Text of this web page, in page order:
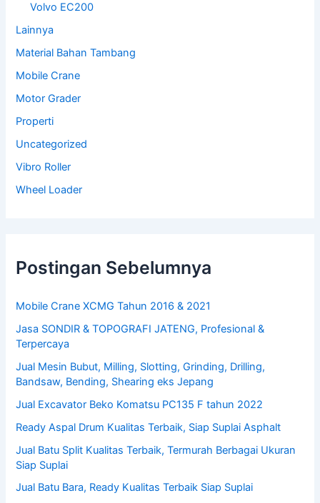
Volvo EC200
Lainnya
Material Bahan Tambang
Mobile Crane
Motor Grader
Properti
Uncategorized
Vibro Roller
Wheel Loader
Postingan Sebelumnya
Mobile Crane XCMG Tahun 2016 & 2021
Jasa SONDIR & TOPOGRAFI JATENG, Profesional &
Terpercaya
Jual Mesin Bubut, Milling, Slotting, Grinding, Drilling,
Bandsaw, Bending, Shearing eks Jepang
Jual Excavator Beko Komatsu PC135 F tahun 2022
Ready Aspal Drum Kualitas Terbaik, Siap Suplai Asphalt
Jual Batu Split Kualitas Terbaik, Termurah Berbagai Ukuran
Siap Suplai
Jual Batu Bara, Ready Kualitas Terbaik Siap Suplai